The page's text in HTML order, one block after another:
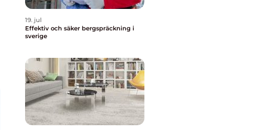
19. jul
Effektiv och säker bergspräckning i
sverige